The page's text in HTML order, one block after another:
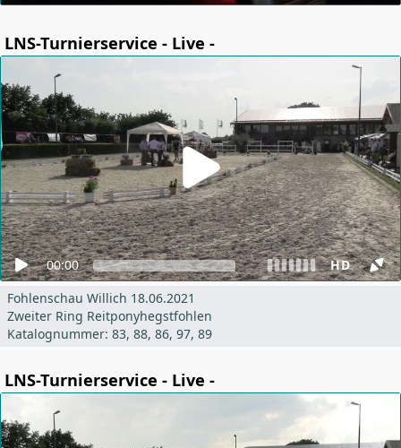
LNS-Turnierservice - Live -
00:00
HD
Fohlenschau Willich 18.06.2021
Zweiter Ring Reitponyhegstfohlen
Katalognummer: 83, 88, 86, 97, 89
LNS-Turnierservice - Live -